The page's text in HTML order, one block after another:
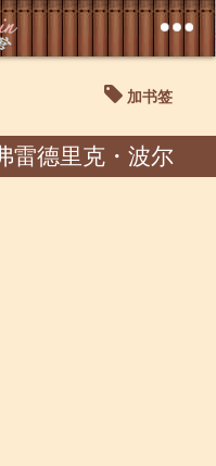
加书签
雷德里克・波尔